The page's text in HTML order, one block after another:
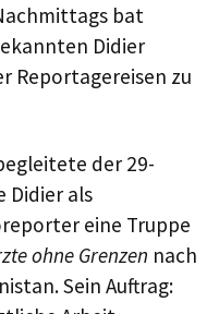
bat
Didier
Reportagereisen zu
der 29-
Didier als
eine Truppe
ohne Grenzen nach
Sein Auftrag: